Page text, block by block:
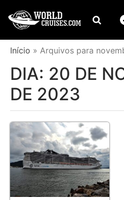
Início » Arquivos para
DIA: 20 DE
DE 2023